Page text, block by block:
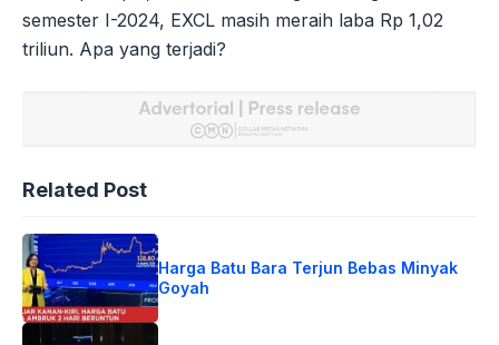
semester I-2024, EXCL masih meraih laba Rp 1,02
triliun. Apa yang terjadi?
Related Post
Harga Batu Bara Terjun Bebas Minyak
Goyah